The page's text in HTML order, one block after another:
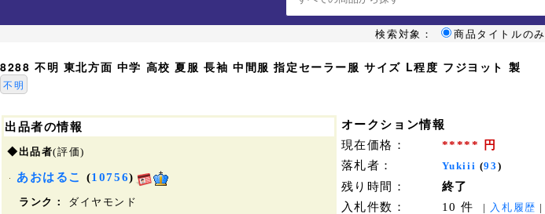
検索対象： 商品タイトルのみ
8288 不明 東北方面 中学 高校 夏服 長袖 中間服 指定セーラー服 サイズ L程度 フジヨット 製
不明
オークション情報
現在価格：
***** 円
落札者：
Yukiii (93 )
残り時間：
終了
入札件数：
10 件 | 入札履歴 |
出品者の情報
◆出品者(評価)
あおはるこ (10756)
ランク：
ダイヤモンド